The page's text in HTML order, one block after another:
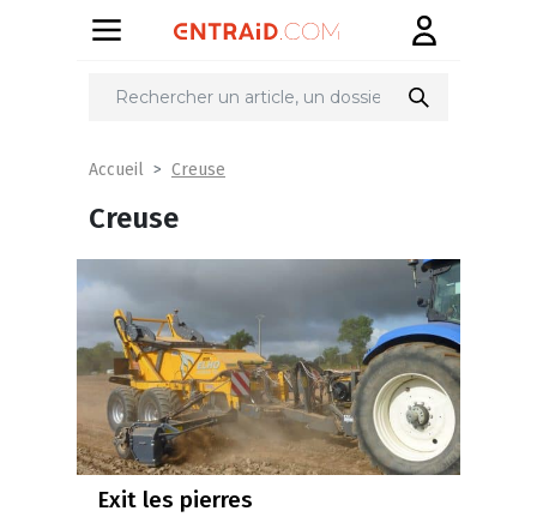
Accueil Creuse
Creuse
Exit les pierres